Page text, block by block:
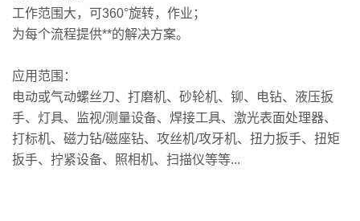
工作范围大，可360°旋转，作业；
为每个流程提供**的解决方案。
应用范围：
电动或气动螺丝刀、打磨机、砂轮机、铆、电钻、液压扳
手、灯具、监视/测量设备、焊接工具、激光表面处理器、
打标机、磁力钻/磁座钻、攻丝机/攻牙机、扭力扳手、扭矩
扳手、拧紧设备、照相机、扫描仪等等...